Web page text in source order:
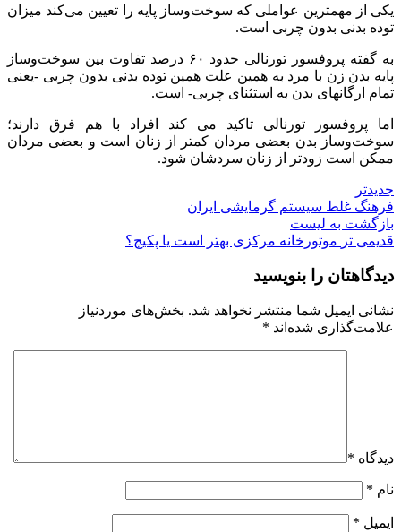
یکی از مهمترین عواملی که سوخت‌وساز پایه را تعیین می‌کند میزان
توده بدنی بدون چربی است.
به گفته پروفسور تورنالی حدود ۶۰ درصد تفاوت بین سوخت‌وساز
پایه بدن زن با مرد به همین علت همین توده بدنی بدون چربی -یعنی
تمام ارگانهای بدن به استثنای چربی- است.
اما پروفسور تورنالی تاکید می کند افراد با هم فرق دارند؛
سوخت‌وساز بدن بعضی مردان کمتر از زنان است و بعضی مردان
ممکن است زودتر از زنان سردشان شود.
جدیدتر
فرهنگ غلط سیستم‌ گرمایشی ایران
بازگشت به لیست
قدیمی تر موتورخانه مرکزی بهتر است یا پکیچ؟
دیدگاهتان را بنویسید
نشانی ایمیل شما منتشر نخواهد شد. بخش‌های موردنیاز
علامت‌گذاری شده‌اند *
دیدگاه *
نام *
ایمیل *